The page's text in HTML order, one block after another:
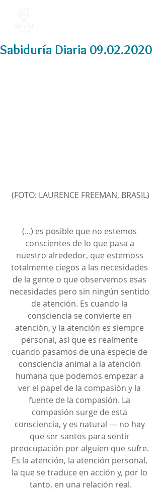
Sabiduría Diaria 09.02.2020
(FOTO: LAURENCE FREEMAN, BRASIL)
(...) es posible que no estemos
conscientes de lo que pasa a
nuestro alrededor, que estemoss
totalmente ciegos a las necesidades
de la gente o que observemos esas
necesidades pero sin ningún sentido
de atención. Es cuando la
consciencia se convierte en
atención, y la atención es siempre
personal, así que es realmente
cuando pasamos de una especie de
consciencia animal a la atención
humana que podemos empezar a
ver el papel de la compasión y la
fuente de la compasión. La
compasión surge de esta
consciencia, y es natural — no hay
que ser santos para sentir
preocupación por alguien que sufre.
Es la atención, la atención personal,
la que se traduce en acción y, por lo
tanto, en una relación real.